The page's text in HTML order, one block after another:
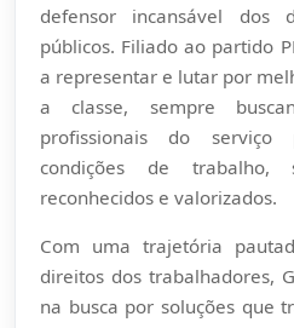
defensor incansável dos
públicos. Filiado ao partido
a representar e lutar por
a classe, sempre
profissionais do serviço
condições de trabalho,
reconhecidos e valorizados.
Com uma trajetória
direitos dos trabalhadores,
na busca por soluções que